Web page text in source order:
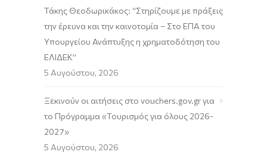
Τάκης Θεοδωρικάκος: “Στηρίζουμε με πράξεις
την έρευνα και την καινοτομία – Στο ΕΠΑ του
Υπουργείου Ανάπτυξης η χρηματοδότηση του
ΕΛΙΔΕΚ”
5 Αυγούστου, 2026
Ξεκινούν οι αιτήσεις στο vouchers.gov.gr για
το Πρόγραμμα «Τουρισμός για όλους 2026-
2027»
5 Αυγούστου, 2026